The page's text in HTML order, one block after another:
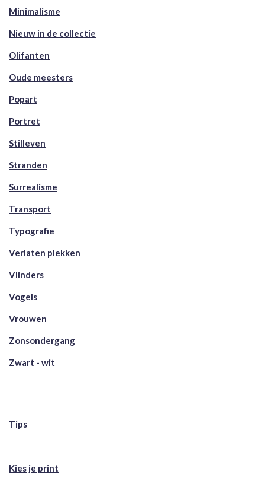
Minimalisme
Nieuw in de collectie
Olifanten
Oude meesters
Popart
Portret
Stilleven
Stranden
Surrealisme
Transport
Typografie
Verlaten plekken
Vlinders
Vogels
Vrouwen
Zonsondergang
Zwart - wit
Tips
Kies je print